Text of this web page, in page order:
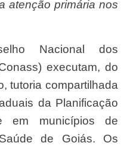
atenção primária nos
executam, do
tutoria compartilhada
da Planificação
em municípios de
de Goiás. Os